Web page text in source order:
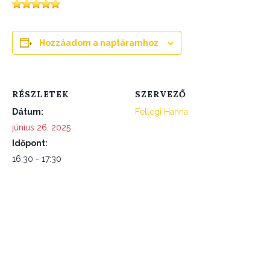
Hozzáadom a naptáramhoz
RÉSZLETEK
Dátum:
június 26, 2025
Időpont:
16:30 - 17:30
SZERVEZŐ
Fellegi Hanna